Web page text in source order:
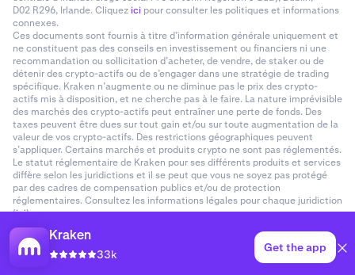
Kraken
33k Get the app
D02 R296, Irlande. Cliquezici pour consulter les politiques et informations
connexes.
Ces documents sont fournis à titre d’information générale uniquement et
ne constituent pas des conseils en investissement ou financiers ni une
recommandation ou sollicitation d’acheter, de vendre, de staker ou de
détenir des crypto-actifs ou de s’engager dans une stratégie de trading
spécifique. Kraken n’augmente ou ne diminue pas le prix des crypto-
actifs mis à disposition, et ne cherche pas à le faire. La nature imprévisible
des marchés des crypto-actifs peut entraîner une perte de fonds. Des
taxes peuvent être dues sur tout gain et/ou sur toute augmentation de la
valeur de vos crypto-actifs. Des restrictions géographiques peuvent
s’appliquer. Certains marchés et produits crypto ne sont pas réglementés.
Le statut réglementaire de Kraken pour ses différents produits et services
diffère selon les juridictions et il se peut que vous ne soyez pas protégé
par des cadres de compensation publics et/ou de protection
réglementaires. Consultez les informations légales pour chaque juridiction
(ici).